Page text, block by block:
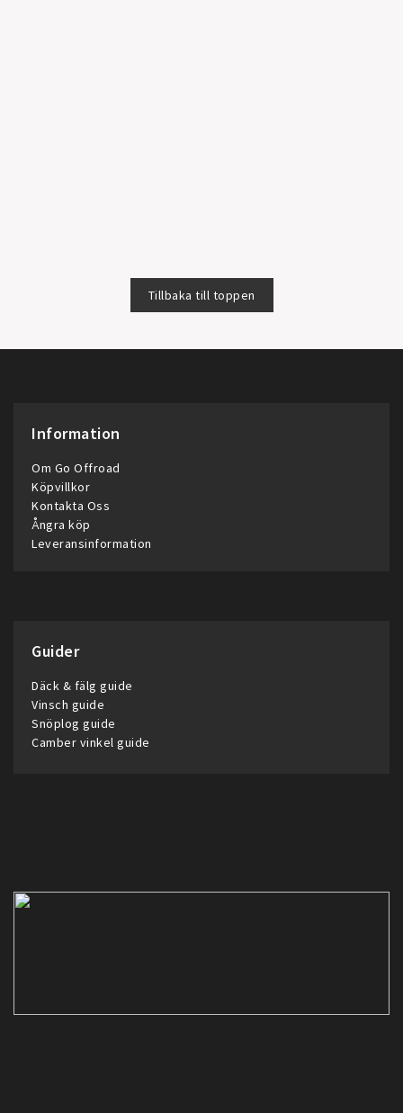
Tillbaka till toppen
Information
Om Go Offroad
Köpvillkor
Kontakta Oss
Ångra köp
Leveransinformation
Guider
Däck & fälg guide
Vinsch guide
Snöplog guide
Camber vinkel guide